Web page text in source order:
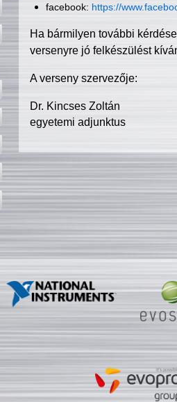
facebook: https://
Ha bármilyen további
versenyre jó felkészülést
A verseny szervezője:
Dr. Kincses Zoltán
egyetemi adjunktus